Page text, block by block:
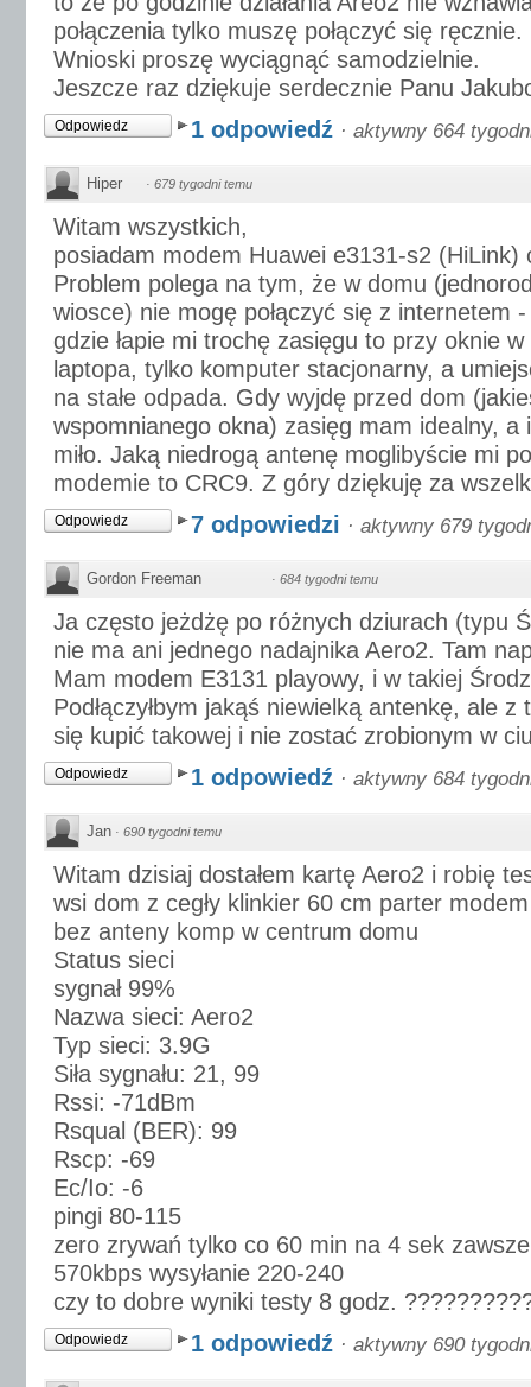
połączenia tylko muszę połączyć się ręcznie.
Wnioski proszę wyciągnąć samodzielnie.
Jeszcze raz dziękuje serdecznie Panu
Odpowiedz 1 odpowiedź · aktywny 664
Hiper · 679 tygodni temu
Witam wszystkich,
posiadam modem Huawei e3131-s2 (HiLink)
Problem polega na tym, że w domu
wiosce) nie mogę połączyć się z internetem
gdzie łapie mi trochę zasięgu to przy oknie
laptopa, tylko komputer stacjonarny, a
na stałe odpada. Gdy wyjdę przed dom
wspomnianego okna) zasięg mam idealny, a
miło. Jaką niedrogą antenę moglibyście mi
modemie to CRC9. Z góry dziękuję za
Odpowiedz 7 odpowiedzi · aktywny 679
Gordon Freeman · 684 tygodni temu
Ja często jeżdżę po różnych dziurach (typu
nie ma ani jednego nadajnika Aero2. Tam
Mam modem E3131 playowy, i w takiej
Podłączyłbym jakąś niewielką antenkę, ale
się kupić takowej i nie zostać zrobionym w
Odpowiedz 1 odpowiedź · aktywny 684
Jan · 690 tygodni temu
Witam dzisiaj dostałem kartę Aero2 i robię
wsi dom z cegły klinkier 60 cm parter
bez anteny komp w centrum domu
Status sieci
sygnał 99%
Nazwa sieci: Aero2
Typ sieci: 3.9G
Siła sygnału: 21, 99
Rssi: -71dBm
Rsqual (BER): 99
Rscp: -69
Ec/Io: -6
pingi 80-115
zero zrywań tylko co 60 min na 4 sek
570kbps wysyłanie 220-240
czy to dobre wyniki testy 8 godz.
Odpowiedz 1 odpowiedź · aktywny 690